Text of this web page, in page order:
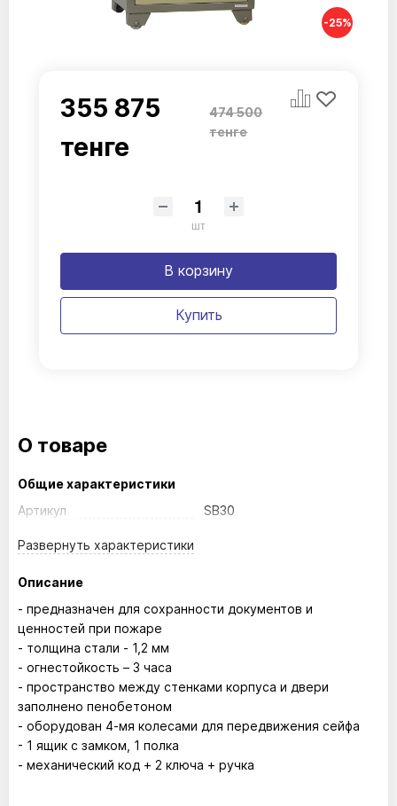
-25%
355 875
тенге
474 500
тенге
шт
В корзину
Купить
О товаре
Общие характеристики
Артикул
SB30
Развернуть характеристики
Описание
- предназначен для сохранности документов и
ценностей при пожаре
- толщина стали - 1,2 мм
- огнестойкость – 3 часа
- пространство между стенками корпуса и двери
заполнено пенобетоном
- оборудован 4-мя колесами для передвижения сейфа
- 1 ящик с замком, 1 полка
- механический код + 2 ключа + ручка